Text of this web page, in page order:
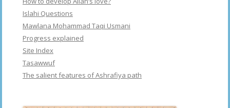
Islahi Questions
Mawlana Mohammad Taqi Usmani
Progress explained
Site Index
Tasawwuf
The salient features of Ashrafiya path